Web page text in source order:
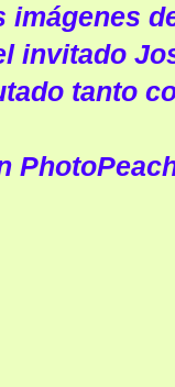
invitado
tanto